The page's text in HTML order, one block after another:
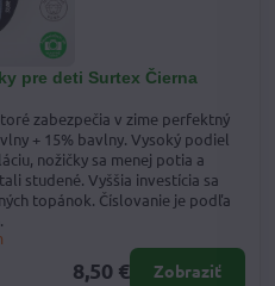
pre deti Surtex Čierna
zabezpečia v zime perfektný
+ 15% bavlny. Vysoký podiel
nožičky sa menej potia a
studené. Vyššia investícia sa
topánok. Číslovanie je podľa
8,50 € Zobraziť